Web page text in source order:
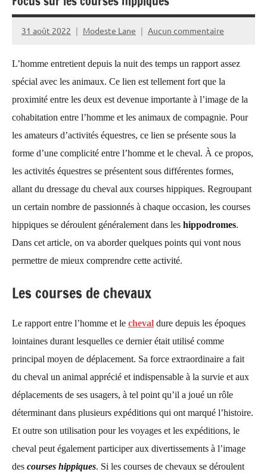
31 août 2022 Modeste Lane Aucun commentaire
L’homme entretient depuis la nuit des temps un rapport assez
spécial avec les animaux. Ce lien est tellement fort que la
proximité entre les deux est devenue importante à l’image de la
cohabitation entre l’homme et les animaux de compagnie. Pour
les amateurs d’activités équestres, ce lien se présente sous la
forme d’une complicité entre l’homme et le cheval. À ce propos,
les activités équestres se présentent sous différentes formes,
allant du dressage du cheval aux courses hippiques. Regroupant
un certain nombre de passionnés à chaque occasion, les courses
hippiques se déroulent généralement dans les hippodromes.
Dans cet article, on va aborder quelques points qui vont nous
permettre de mieux comprendre cette activité.
Les courses de chevaux
Le rapport entre l’homme et le cheval dure depuis les époques
lointaines durant lesquelles ce dernier était utilisé comme
principal moyen de déplacement. Sa force extraordinaire a fait
du cheval un animal apprécié et indispensable à la survie et aux
déplacements de ses usagers, à tel point qu’il a joué un rôle
déterminant dans plusieurs expéditions qui ont marqué l’histoire.
Et outre son utilisation pour les voyages et les expéditions, le
cheval peut également participer aux divertissements à l’image
des courses hippiques. Si les courses de chevaux se déroulent